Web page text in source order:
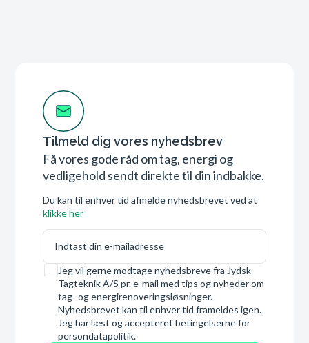
Tilmeld dig vores nyhedsbrev
Få vores gode råd om tag, energi og
vedligehold sendt direkte til din indbakke.
Du kan til enhver tid afmelde nyhedsbrevet ved at
klikke her
E-mail
Samtykke
Jeg vil gerne modtage nyhedsbreve fra Jydsk
Tagteknik A/S pr. e-mail med tips og nyheder om
tag- og energirenoveringsløsninger.
Nyhedsbrevet kan til enhver tid frameldes igen.
Jeg har læst og accepteret betingelserne for
persondatapolitik.